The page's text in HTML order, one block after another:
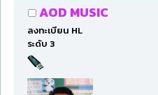
AOD MUSIC
ลงทะเบียน HL
ระดับ 3